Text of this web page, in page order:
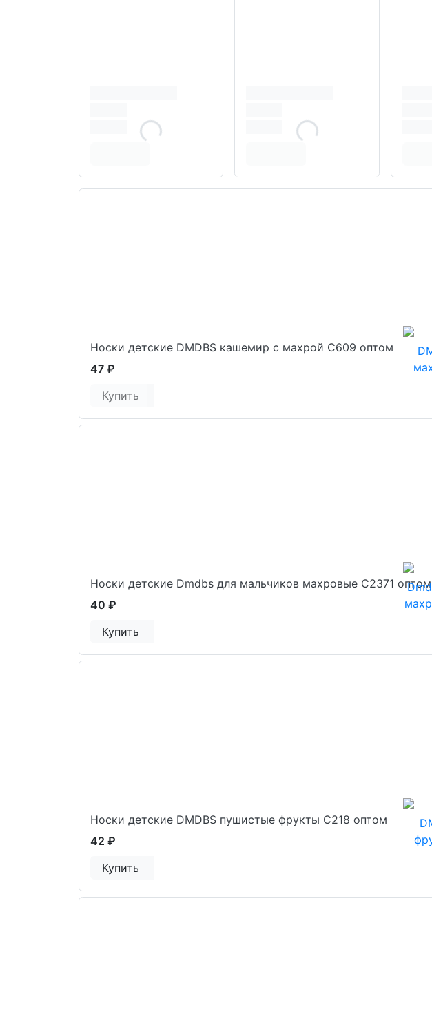
Носки детские DMDBS кашемир с махрой С609 оптом
47 ₽
Купить
Носки детские Dmdbs для мальчиков махровые С2371 оптом
40 ₽
Купить
Носки детские DMDBS пушистые фрукты С218 оптом
42 ₽
Купить